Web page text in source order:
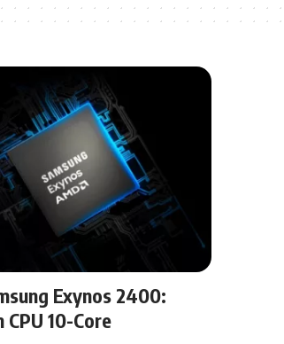
Exynos 2400:
10-Core